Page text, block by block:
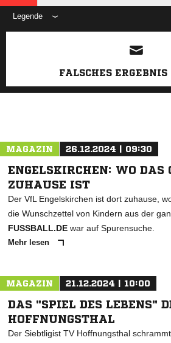
Legende
ANZEIGE
FALSCHES ERGEBNIS
MAGAZIN 26.12.2024 | 09:30
ENGELSKIRCHEN: WO DAS
ZUHAUSE IST
Der VfL Engelskirchen ist dort zuhause,
die Wunschzettel von Kindern aus der
FUSSBALL.DE war auf Spurensuche.
Mehr lesen
MAGAZIN 21.12.2024 | 10:00
DAS "SPIEL DES LEBENS"
HOFFNUNGSTHAL
Der Siebtligist TV Hoffnungsthal